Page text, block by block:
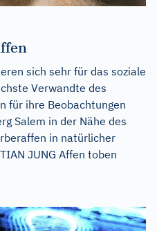
sich sehr für das soziale
Verwandte des
für ihre Beobachtungen
Salem in der Nähe des
in natürlicher
JUNG Affen toben